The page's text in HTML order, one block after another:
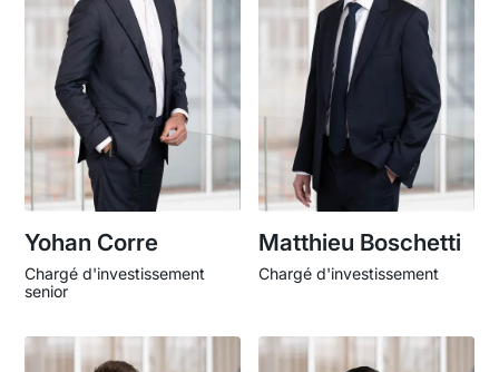
Yohan Corre
Chargé d'investissement
senior
Matthieu Boschetti
Chargé d'investissement